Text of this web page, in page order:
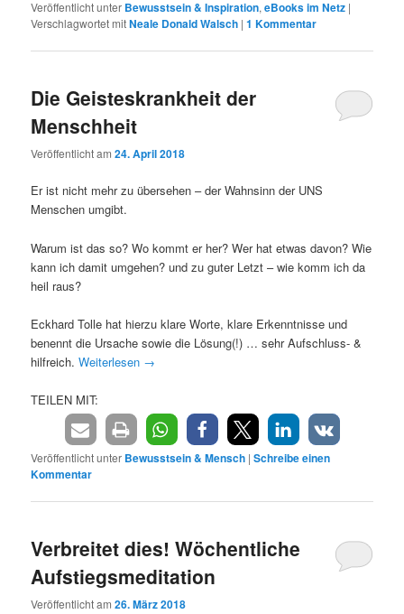
Veröffentlicht unter Bewusstsein & Inspiration,eBooks im Netz |
Verschlagwortet mitNeale Donald Walsch |1 Kommentar
Die Geisteskrankheit der
Menschheit
Veröffentlicht am24. April 2018
Er ist nicht mehr zu übersehen – der Wahnsinn der UNS
Menschen umgibt.
Warum ist das so? Wo kommt er her? Wer hat etwas davon? Wie
kann ich damit umgehen? und zu guter Letzt – wie komm ich da
heil raus?
Eckhard Tolle hat hierzu klare Worte, klare Erkenntnisse und
benennt die Ursache sowie die Lösung(!) … sehr Aufschluss- &
hilfreich.Weiterlesen →
TEILEN MIT:
Veröffentlicht unter Bewusstsein & Mensch |Schreibe einen
Kommentar
Verbreitet dies! Wöchentliche
Aufstiegsmeditation
Veröffentlicht am26. März 2018